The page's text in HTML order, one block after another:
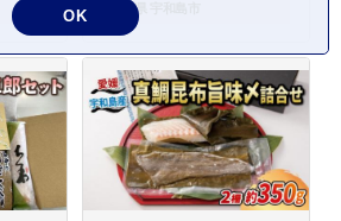
愛媛県 宇和島市
OK